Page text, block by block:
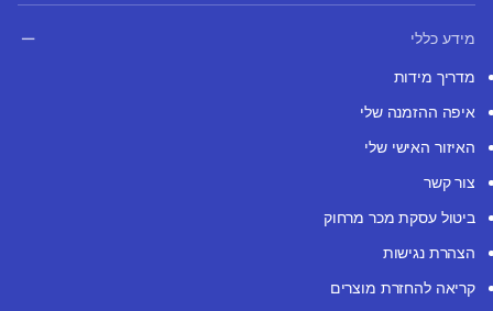
מידע כללי
מדריך מידות
איפה ההזמנה שלי
האיזור האישי שלי
צור קשר
ביטול עסקת מכר מרחוק
הצהרת נגישות
קריאה להחזרת מוצרים